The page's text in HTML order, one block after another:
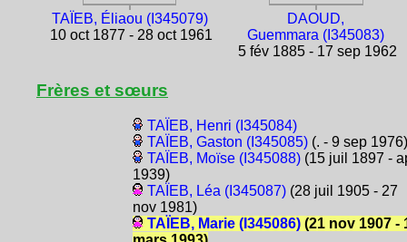
TAÏEB, Éliaou (I345079)
10 oct 1877 - 28 oct 1961
DAOUD,
Guemmara (I345083)
5 fév 1885 - 17 sep 1962
Frères et sœurs
TAÏEB, Henri (I345084)
TAÏEB, Gaston (I345085)(. - 9 sep 1976)
TAÏEB, Moïse (I345088)(15 juil 1897 -
1939)
TAÏEB, Léa (I345087)(28 juil 1905 - 27
nov 1981)
TAÏEB, Marie (I345086)(21 nov 1907 -